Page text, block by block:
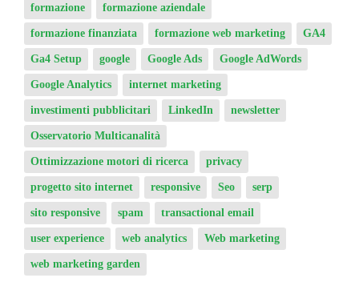
formazione formazione aziendale
formazione finanziata formazione web marketing GA4
Ga4 Setup google Google Ads Google AdWords
Google Analytics internet marketing
investimenti pubblicitari LinkedIn newsletter
Osservatorio Multicanalità
Ottimizzazione motori di ricerca privacy
progetto sito internet responsive Seo serp
sito responsive spam transactional email
user experience web analytics Web marketing
web marketing garden